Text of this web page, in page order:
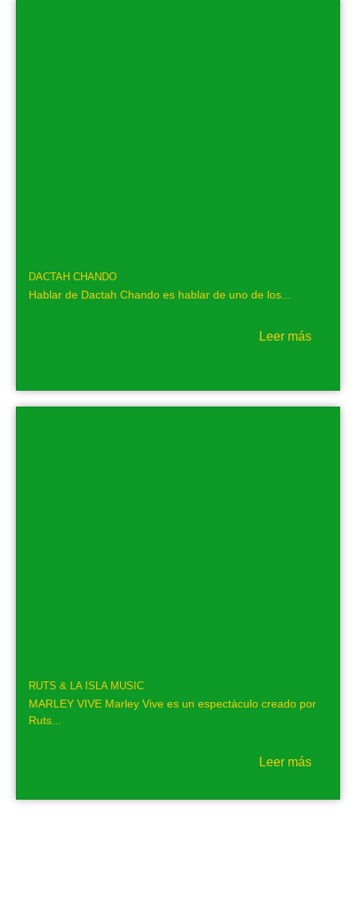
DACTAH CHANDO
Hablar de Dactah Chando es hablar de uno de los...
Leer más
RUTS & LA ISLA MUSIC
MARLEY VIVE Marley Vive es un espectáculo creado por
Ruts...
Leer más